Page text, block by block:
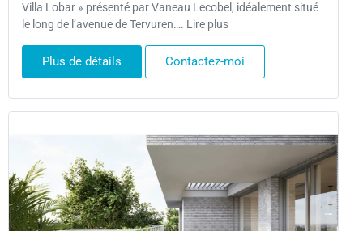
Villa Lobar » présenté par Vaneau Lecobel, idéalement situé
le long de l’avenue de Tervuren…. Lire plus
Plus de détails Contactez-moi